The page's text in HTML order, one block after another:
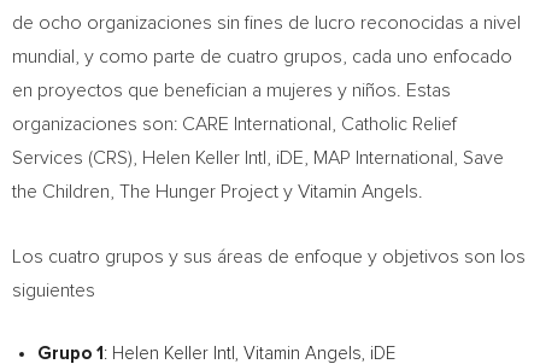
de ocho organizaciones sin fines de lucro reconocidas a nivel
mundial, y como parte de cuatro grupos, cada uno enfocado
en proyectos que benefician a mujeres y niños. Estas
organizaciones son: CARE International, Catholic Relief
Services (CRS),
Helen Keller Intl
, iDE, MAP International, Save
the Children, The Hunger Project y Vitamin Angels.
Los cuatro grupos y sus áreas de enfoque y objetivos son los
siguientes
Grupo 1 : Helen Keller Intl , Vitamin Angels, iDE